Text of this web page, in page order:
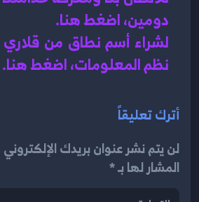
دومين، اضغط هنا.
نظم المعلومات، اضغط هنا.
أترك تعليقاً
لن يتم نشر عنوان بريدك
المشار لها بـ *